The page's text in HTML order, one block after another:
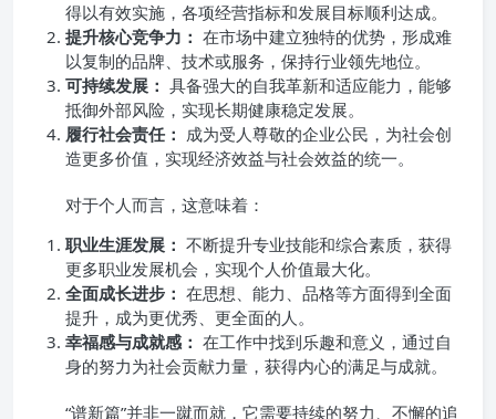
得以有效实施，各项经营指标和发展目标顺利达成。
提升核心竞争力： 在市场中建立独特的优势，形成难
以复制的品牌、技术或服务，保持行业领先地位。
可持续发展： 具备强大的自我革新和适应能力，能够
抵御外部风险，实现长期健康稳定发展。
履行社会责任： 成为受人尊敬的企业公民，为社会创
造更多价值，实现经济效益与社会效益的统一。
对于个人而言，这意味着：
职业生涯发展： 不断提升专业技能和综合素质，获得
更多职业发展机会，实现个人价值最大化。
全面成长进步： 在思想、能力、品格等方面得到全面
提升，成为更优秀、更全面的人。
幸福感与成就感： 在工作中找到乐趣和意义，通过自
身的努力为社会贡献力量，获得内心的满足与成就。
“谱新篇”并非一蹴而就，它需要持续的努力、不懈的追